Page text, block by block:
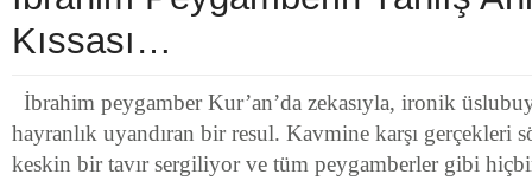
Kıssası…
İbrahim peygamber Kur’an’da zekasıyla, ironik
hayranlık uyandıran bir resul. Kavmine karşı gerçekleri
keskin bir tavır sergiliyor ve tüm peygamberler gibi